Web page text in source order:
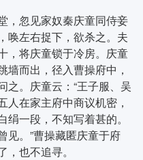
忽见家奴秦庆童同侍妾
唤左右捉下，欲杀之。夫
，将庆童锁于冷房。庆童
墙而出，径入曹操府中，
之。庆童云：“王子服、吴
人在家主府中商议机密，
一段，不知写着甚的。
见。”曹操藏匿庆童于府
也不追寻。